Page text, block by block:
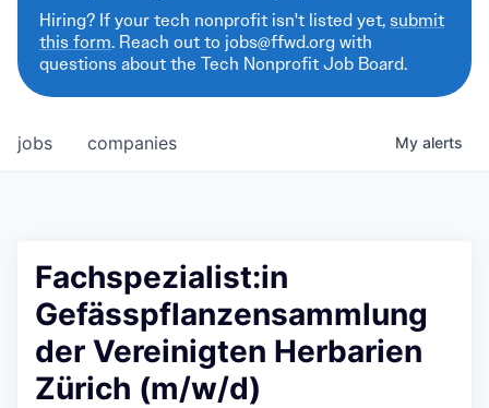
Hiring? If your tech nonprofit isn't listed yet,submit
this form. Reach out to jobs@ffwd.org with
questions about the Tech Nonprofit Job Board.
jobs companies My alerts
Fachspezialist:in
Gefässpflanzensammlung
der Vereinigten Herbarien
Zürich (m/w/d)